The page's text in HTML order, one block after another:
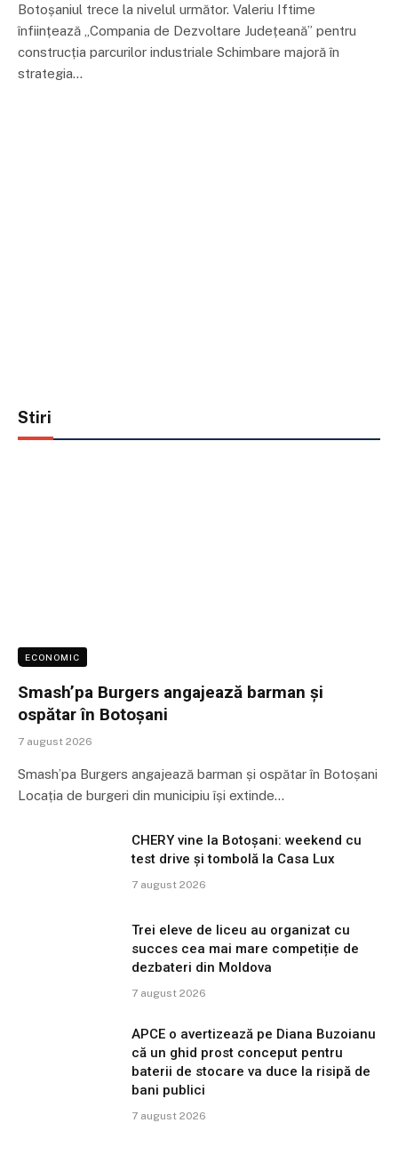
Botoșaniul trece la nivelul următor. Valeriu Iftime
înființează „Compania de Dezvoltare Județeană” pentru
construcția parcurilor industriale Schimbare majoră în
strategia…
Stiri
ECONOMIC
Smash’pa Burgers angajează barman și
ospătar în Botoșani
7 august 2026
Smash’pa Burgers angajează barman și ospătar în Botoșani
Locația de burgeri din municipiu își extinde…
CHERY vine la Botoșani: weekend cu
test drive și tombolă la Casa Lux
7 august 2026
Trei eleve de liceu au organizat cu
succes cea mai mare competiție de
dezbateri din Moldova
7 august 2026
APCE o avertizează pe Diana Buzoianu
că un ghid prost conceput pentru
baterii de stocare va duce la risipă de
bani publici
7 august 2026